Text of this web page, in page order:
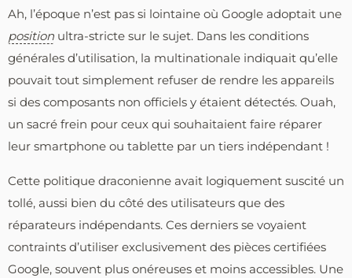
Ah, l’époque n’est pas si lointaine où Google adoptait une
position ultra-stricte sur le sujet. Dans les conditions
générales d’utilisation, la multinationale indiquait qu’elle
pouvait tout simplement refuser de rendre les appareils
si des composants non officiels y étaient détectés. Ouah,
un sacré frein pour ceux qui souhaitaient faire réparer
leur smartphone ou tablette par un tiers indépendant !
Cette politique draconienne avait logiquement suscité un
tollé, aussi bien du côté des utilisateurs que des
réparateurs indépendants. Ces derniers se voyaient
contraints d’utiliser exclusivement des pièces certifiées
Google, souvent plus onéreuses et moins accessibles. Une